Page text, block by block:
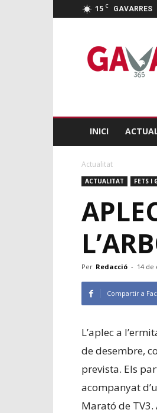
15 C GAVARRES
365
INICI
Actualitat
ACTUALITAT FETS I
Per Redacció - 14 de
Compartir a
L’aplec a
de desembre,
prevista. Els
acompanyat
Marató de